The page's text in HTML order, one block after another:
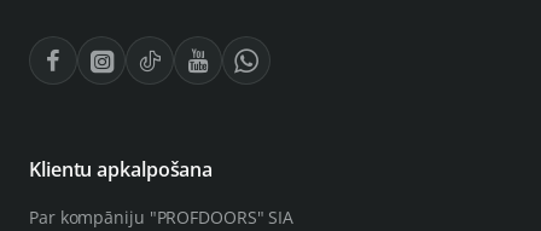
Klientu apkalpošana
Par kompāniju "PROFDOORS" SIA